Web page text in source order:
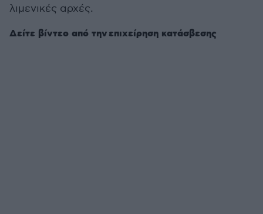
λιμενικές αρχές.
Δείτε βίντεο από την επιχείρηση κατάσβεσης